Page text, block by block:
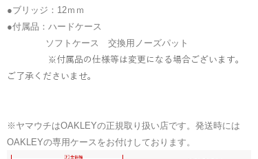
●ブリッジ：12ｍｍ
●付属品：ハードケース
ソフトケース 交換用ノーズパット
※付属品の仕様等は変更になる場合ございます。
ご了承くださいませ。
※ヤマウチはOAKLEYの正規取り扱い店です。発送時には
OAKLEYの専用ケースをお付けしております。